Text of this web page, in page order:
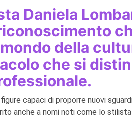
Daniela
della
che si
capaci di proporre nuovi
anche a nomi noti come lo